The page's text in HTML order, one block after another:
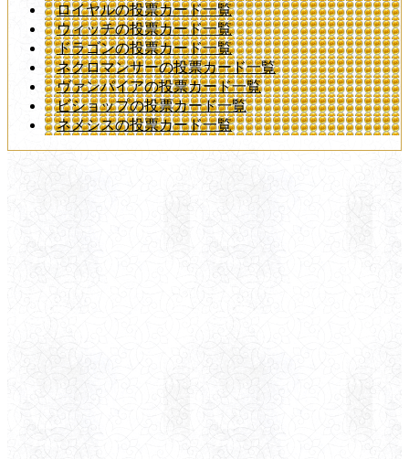
ロイヤルの投票カード一覧
ウィッチの投票カード一覧
ドラゴンの投票カード一覧
ネクロマンサーの投票カード一覧
ヴァンパイアの投票カード一覧
ビショップの投票カード一覧
ネメシスの投票カード一覧